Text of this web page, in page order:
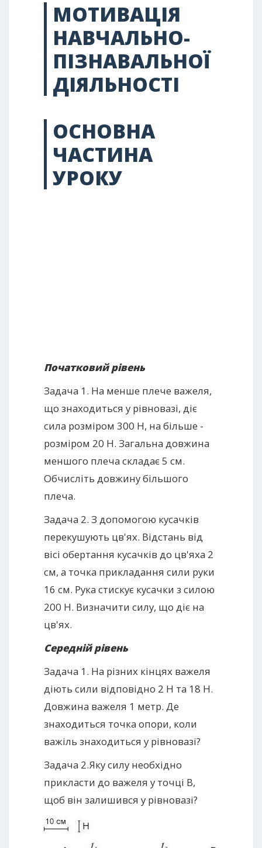
МОТИВАЦІЯ
НАВЧАЛЬНО-
ПІЗНАВАЛЬНОЇ
ДІЯЛЬНОСТІ
ОСНОВНА
ЧАСТИНА
УРОКУ
Початковий рівень
Задача 1. На менше плече важеля,
що знаходиться у рівновазі, діє
сила розміром 300 Н, на більше -
розміром 20 Н. Загальна довжина
меншого плеча складає 5 см.
Обчисліть довжину більшого
плеча.
Задача 2. З допомогою кусачків
перекушують цв'ях. Відстань від
вісі обертання кусачків до цв'яха 2
см, а точка прикладання сили руки
16 см. Рука стискує кусачки з силою
200 Н. Визначити силу, що діє на
цв'ях.
Середній рівень
Задача 1. На різних кінцях важеля
діють сили відповідно 2 Н та 18 Н.
Довжина важеля 1 метр. Де
знаходиться точка опори, коли
важіль знаходиться у рівновазі?
Задача 2.Яку силу необхідно
прикласти до важеля у точці В,
щоб він залишився у рівновазі?